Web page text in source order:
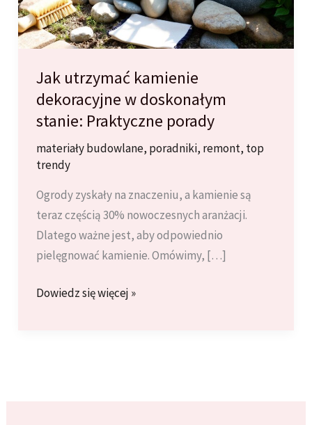
Jak utrzymać kamienie
dekoracyjne w doskonałym
stanie: Praktyczne porady
materiały budowlane, poradniki, remont, top
trendy
Ogrody zyskały na znaczeniu, a kamienie są
teraz częścią 30% nowoczesnych aranżacji.
Dlatego ważne jest, aby odpowiednio
pielęgnować kamienie. Omówimy, […]
Jak
Dowiedz się więcej »